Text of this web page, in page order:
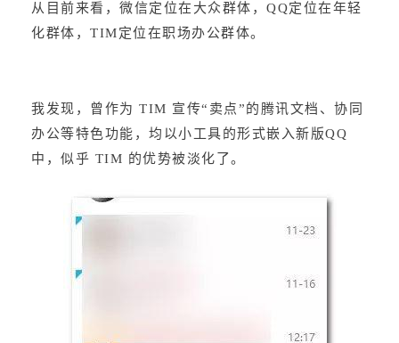
从目前来看，微信定位在大众群体，QQ定位在年轻
化群体，TIM定位在职场办公群体。
我发现，曾作为 TIM 宣传“卖点”的腾讯文档、协同
办公等特色功能，均以小工具的形式嵌入新版QQ
中，似乎 TIM 的优势被淡化了。